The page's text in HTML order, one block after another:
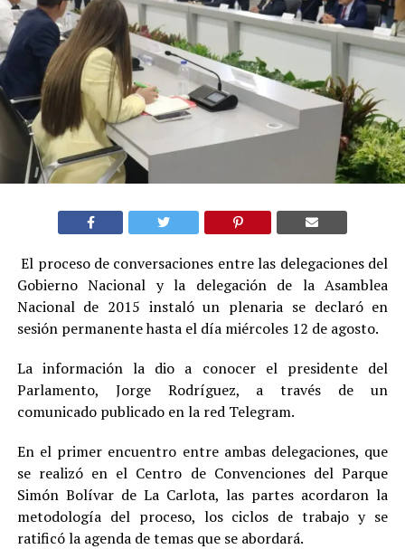
El proceso de conversaciones entre las delegaciones del
Gobierno Nacional y la delegación de la Asamblea
Nacional de 2015 instaló un plenaria se declaró en
sesión permanente hasta el día miércoles 12 de agosto.
La información la dio a conocer el presidente del
Parlamento, Jorge Rodríguez, a través de un
comunicado publicado en la red Telegram.
En el primer encuentro entre ambas delegaciones, que
se realizó en el Centro de Convenciones del Parque
Simón Bolívar de La Carlota, las partes acordaron la
metodología del proceso, los ciclos de trabajo y se
ratificó la agenda de temas que se abordará.